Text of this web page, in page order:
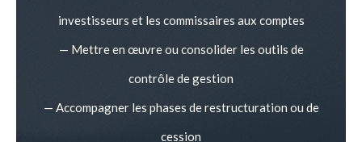
investisseurs et les commissaires aux comptes
— Mettre en œuvre ou consolider les outils de
contrôle de gestion
— Accompagner les phases de restructuration ou de
cession